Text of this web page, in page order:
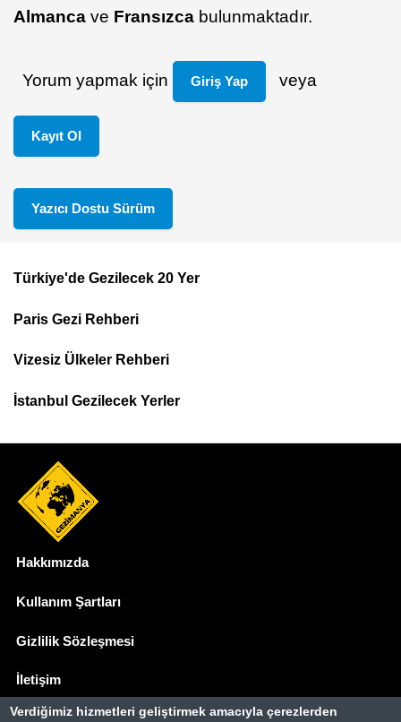
Almanca ve Fransızca bulunmaktadır.
Yorum yapmak için Giriş Yap veya
Kayıt Ol
Yazıcı Dostu Sürüm
Footer
Top
Menu
Türkiye'de Gezilecek 20 Yer
Paris Gezi Rehberi
Vizesiz Ülkeler Rehberi
İstanbul Gezilecek Yerler
Hakkımızda
Kullanım Şartları
Gizlilik Sözleşmesi
İletişim
Verdiğimiz hizmetleri geliştirmek amacıyla çerezlerden